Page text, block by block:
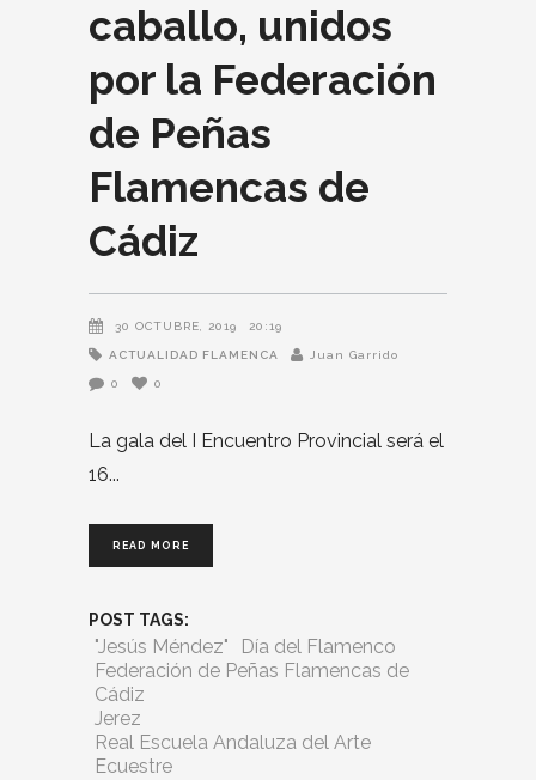
caballo, unidos
por la Federación
de Peñas
Flamencas de
Cádiz
30 OCTUBRE, 2019 20:19
ACTUALIDAD FLAMENCA Juan Garrido
0 0
La gala del I Encuentro Provincial será el
16
READ MORE
POST TAGS:
"Jesús Méndez"
Día del Flamenco
Federación de Peñas Flamencas de
Cádiz
Jerez
Real Escuela Andaluza del Arte
Ecuestre